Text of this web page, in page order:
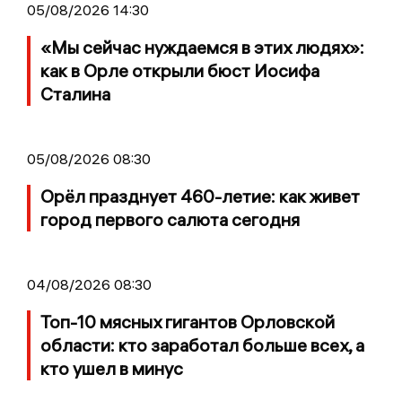
05/08/2026 14:30
«Мы сейчас нуждаемся в этих людях»:
как в Орле открыли бюст Иосифа
Сталина
05/08/2026 08:30
Орёл празднует 460-летие: как живет
город первого салюта сегодня
04/08/2026 08:30
Топ-10 мясных гигантов Орловской
области: кто заработал больше всех, а
кто ушел в минус